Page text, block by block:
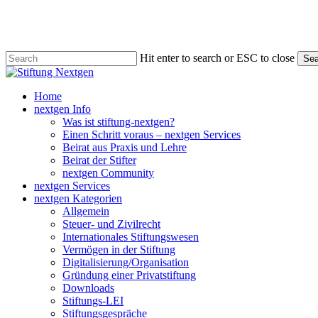
content
Hit enter to search or ESC to close
Close
search
Menu
Home
nextgen Info
Was ist stiftung-nextgen?
Einen Schritt voraus – nextgen Services
Beirat aus Praxis und Lehre
Beirat der Stifter
nextgen Community
nextgen Services
nextgen Kategorien
Allgemein
Steuer- und Zivilrecht
Internationales Stiftungswesen
Vermögen in der Stiftung
Digitalisierung/Organisation
Gründung einer Privatstiftung
Downloads
Stiftungs-LEI
Stiftungsgespräche